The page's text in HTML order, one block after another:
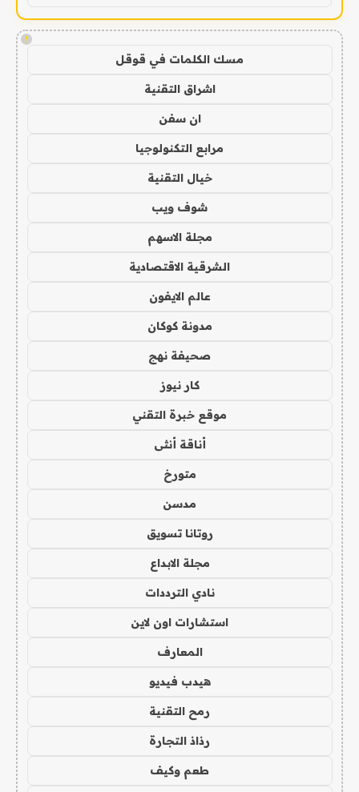
!
مسك الكلمات في قوقل
اشراق التقنية
ان سفن
مرابع التكنولوجيا
خيال التقنية
شوف ويب
مجلة الاسهم
الشرقية الاقتصادية
عالم الايفون
مدونة كوكان
صحيفة نهج
كار نيوز
موقع خبرة التقني
أناقة أنثى
متورخ
مدسن
روتانا تسويق
مجلة الابداع
نادي الترددات
استشارات اون لاين
المعارف
هيدب فيديو
رمح التقنية
رذاذ التجارة
طعم وكيف